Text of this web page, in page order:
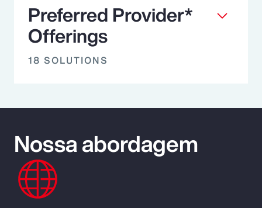
Preferred Provider*
Offerings
18 SOLUTIONS
Nossa abordagem